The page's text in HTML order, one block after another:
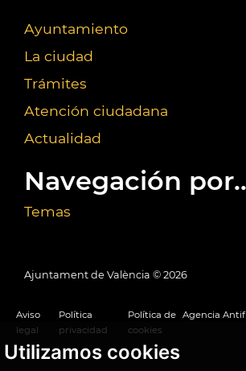
Utilizamos cookies
Ayuntamiento
La ciudad
Trámites
Atención ciudadana
Actualidad
Navegación
Temas
Ajuntament de València © 2026
Aviso
legal
Política
privacidad
Política de
cookies
Agencia